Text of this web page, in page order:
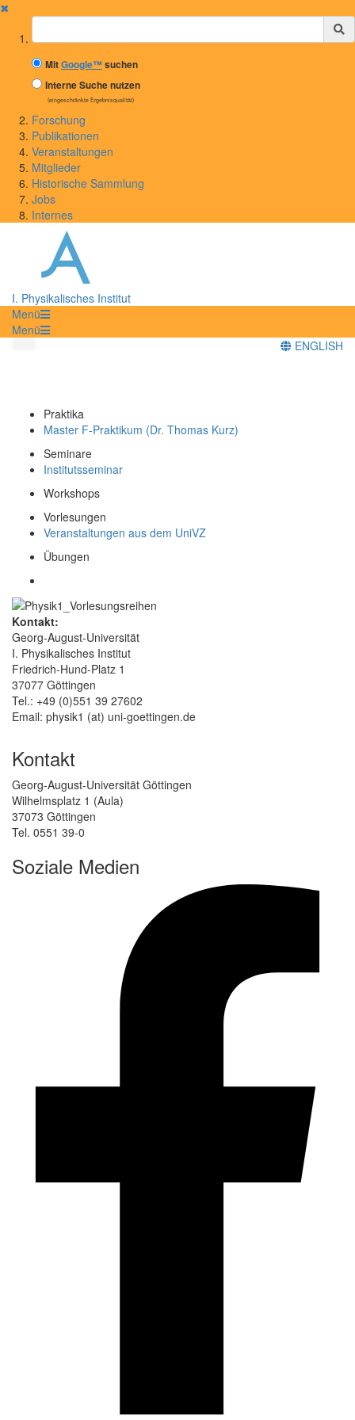
✖
Suchbegriff
MitGoogle™suchen
Interne Suche nutzen
(eingeschränkte Ergebnisqualität)
Forschung
Publikationen
Veranstaltungen
Mitglieder
Historische Sammlung
Jobs
Internes
I. Physikalisches Institut
Menü
Menü
ENGLISH
Praktika
Master F-Praktikum (Dr. Thomas Kurz)
Seminare
Institutsseminar
Workshops
Vorlesungen
Veranstaltungen aus dem UniVZ
Übungen
Kontakt:
Georg-August-Universität
I. Physikalisches Institut
Friedrich-Hund-Platz 1
37077 Göttingen
Tel.: +49 (0)551 39 27602
Email: physik1 (at) uni-goettingen.de
Kontakt
Georg-August-Universität Göttingen
Wilhelmsplatz 1 (Aula)
37073 Göttingen
Tel. 0551 39-0
Soziale Medien